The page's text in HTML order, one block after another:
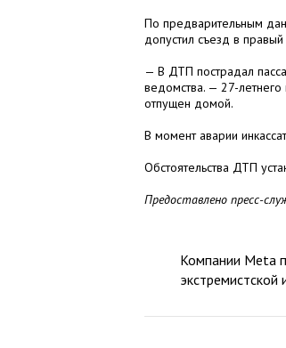
По предварительным
допустил съезд в
— В ДТП пострадал
ведомства. — 27-
отпущен домой.
В момент аварии
Обстоятельства ДТП
Предоставлено пресс-
Компании Meta